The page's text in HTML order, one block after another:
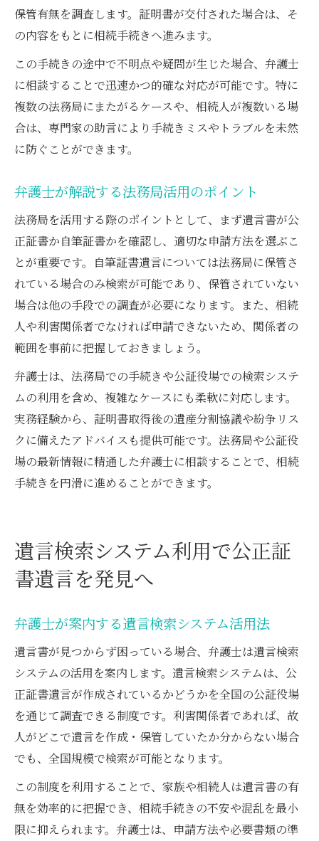
保管有無を調査します。証明書が交付された場合は、そ
の内容をもとに相続手続きへ進みます。
この手続きの途中で不明点や疑問が生じた場合、弁護士
に相談することで迅速かつ的確な対応が可能です。特に
複数の法務局にまたがるケースや、相続人が複数いる場
合は、専門家の助言により手続きミスやトラブルを未然
に防ぐことができます。
弁護士が解説する法務局活用のポイント
法務局を活用する際のポイントとして、まず遺言書が公
正証書か自筆証書かを確認し、適切な申請方法を選ぶこ
とが重要です。自筆証書遺言については法務局に保管さ
れている場合のみ検索が可能であり、保管されていない
場合は他の手段での調査が必要になります。また、相続
人や利害関係者でなければ申請できないため、関係者の
範囲を事前に把握しておきましょう。
弁護士は、法務局での手続きや公証役場での検索システ
ムの利用を含め、複雑なケースにも柔軟に対応します。
実務経験から、証明書取得後の遺産分割協議や紛争リス
クに備えたアドバイスも提供可能です。法務局や公証役
場の最新情報に精通した弁護士に相談することで、相続
手続きを円滑に進めることができます。
遺言検索システム利用で公正証
書遺言を発見へ
弁護士が案内する遺言検索システム活用法
遺言書が見つからず困っている場合、弁護士は遺言検索
システムの活用を案内します。遺言検索システムは、公
正証書遺言が作成されているかどうかを全国の公証役場
を通じて調査できる制度です。利害関係者であれば、故
人がどこで遺言を作成・保管していたか分からない場合
でも、全国規模で検索が可能となります。
この制度を利用することで、家族や相続人は遺言書の有
無を効率的に把握でき、相続手続きの不安や混乱を最小
限に抑えられます。弁護士は、申請方法や必要書類の準